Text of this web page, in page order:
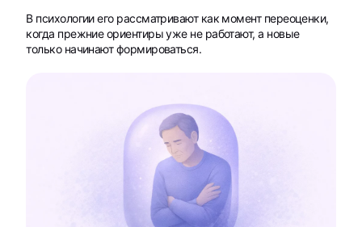
В психологии его рассматривают как момент переоценки,
когда прежние ориентиры уже не работают, а новые
только начинают формироваться.